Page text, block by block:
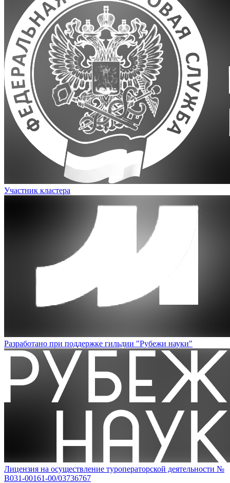
Участник кластера
Разработано при поддержке гильдии "Рубежи науки"
Лицензия на осуществление туроператорской деятельности №
В031-00161-00/03736767